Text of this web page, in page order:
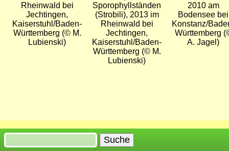
Rheinwald bei
Jechtingen,
Kaiserstuhl/Baden-
Württemberg (© M.
Lubienski)
Sporophyllständen
(Strobili), 2013 im
Rheinwald bei
Jechtingen,
Kaiserstuhl/Baden-
Württemberg (© M.
Lubienski)
2010 am
Bodensee bei
Konstanz/
Württemberg
A. Jagel)
Suche